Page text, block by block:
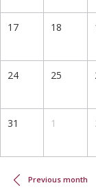
17 18
24 25
31 1
страниц
Previous month